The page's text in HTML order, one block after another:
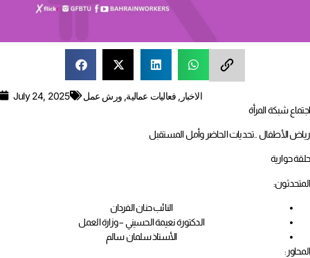
July 24, 2025 الاخبار , فعاليات عمالية, ورش عمل
اجتماع شبكة المرأة
رياض الأطفال ..تحديات الحاضر وأمل المستقبل
حلقة حوارية
المتحدثون:
النائب حنان الفردان
الدكتورة نعيمة الحسيني – وزارة العمل
الأستاذ سلمان سالم
المحاور: